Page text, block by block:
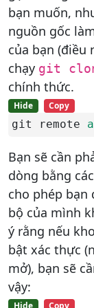
bạn muốn,
nguồn gốc
của bạn (điều
chạy git
chính thức.
Hide Copy
git remote
Bạn sẽ cần
dòng bằng
cho phép bạn
bộ của mình
ý rằng nếu
bật xác thực
mở), bạn sẽ
vậy:
Hide Copy